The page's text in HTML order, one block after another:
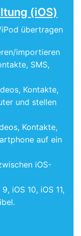
(iOS)
übertragen
importieren
SMS,
Kontakte,
und stellen
Kontakte,
auf ein
iOS-
iOS 10, iOS 11,